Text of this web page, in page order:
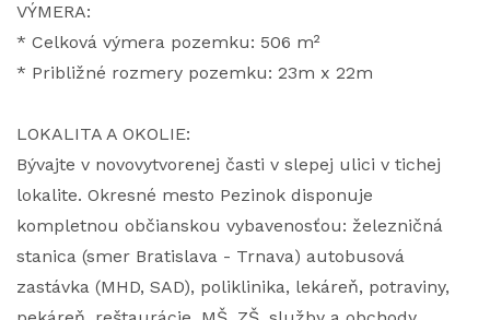
VÝMERA:
* Celková výmera pozemku: 506 m²
* Približné rozmery pozemku: 23m x 22m
LOKALITA A OKOLIE:
Bývajte v novovytvorenej časti v slepej ulici v tichej
lokalite. Okresné mesto Pezinok disponuje
kompletnou občianskou vybavenosťou: železničná
stanica (smer Bratislava - Trnava) autobusová
zastávka (MHD, SAD), poliklinika, lekáreň, potraviny,